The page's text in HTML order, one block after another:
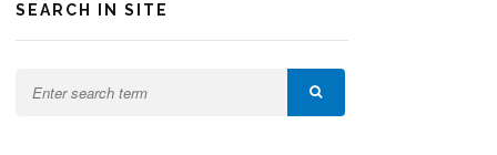
SEARCH IN SITE